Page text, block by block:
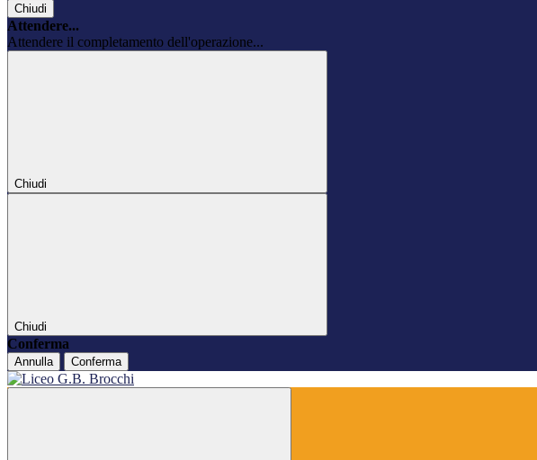
Chiudi
Attendere...
Attendere il completamento dell'operazione...
Chiudi
Chiudi
Conferma
Annulla Conferma